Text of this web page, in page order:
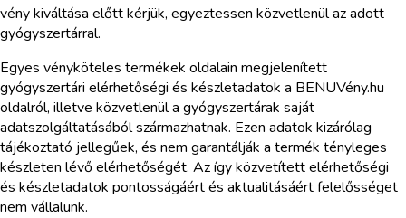
vény kiváltása előtt kérjük, egyeztessen közvetlenül az adott
gyógyszertárral.
Egyes vényköteles termékek oldalain megjelenített
gyógyszertári elérhetőségi és készletadatok a BENUVény.hu
oldalról, illetve közvetlenül a gyógyszertárak saját
adatszolgáltatásából származhatnak. Ezen adatok kizárólag
tájékoztató jellegűek, és nem garantálják a termék tényleges
készleten lévő elérhetőségét. Az így közvetített elérhetőségi
és készletadatok pontosságáért és aktualitásáért felelősséget
nem vállalunk.